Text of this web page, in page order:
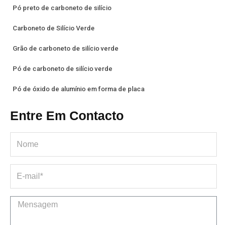
Pó preto de carboneto de silício
Carboneto de Silício Verde
Grão de carboneto de silício verde
Pó de carboneto de silício verde
Pó de óxido de alumínio em forma de placa
Entre Em Contacto